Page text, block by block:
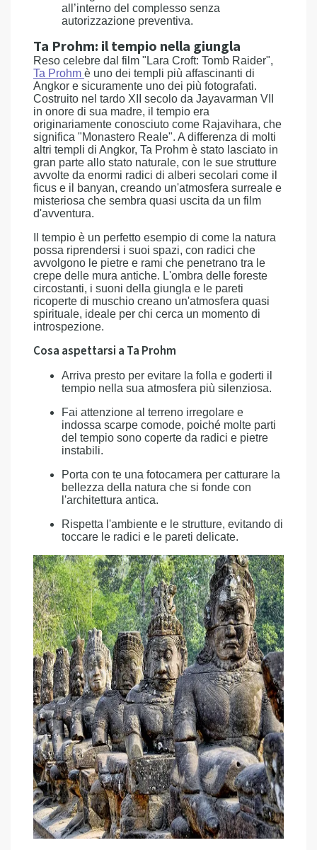
all’interno del complesso senza
autorizzazione preventiva.
Ta Prohm: il tempio nella giungla
Reso celebre dal film "Lara Croft: Tomb Raider",
Ta Prohm è uno dei templi più affascinanti di
Angkor e sicuramente uno dei più fotografati.
Costruito nel tardo XII secolo da Jayavarman VII
in onore di sua madre, il tempio era
originariamente conosciuto come Rajavihara, che
significa "Monastero Reale". A differenza di molti
altri templi di Angkor, Ta Prohm è stato lasciato in
gran parte allo stato naturale, con le sue strutture
avvolte da enormi radici di alberi secolari come il
ficus e il banyan, creando un'atmosfera surreale e
misteriosa che sembra quasi uscita da un film
d'avventura.
Il tempio è un perfetto esempio di come la natura
possa riprendersi i suoi spazi, con radici che
avvolgono le pietre e rami che penetrano tra le
crepe delle mura antiche. L'ombra delle foreste
circostanti, i suoni della giungla e le pareti
ricoperte di muschio creano un'atmosfera quasi
spirituale, ideale per chi cerca un momento di
introspezione.
Cosa aspettarsi a Ta Prohm
Arriva presto per evitare la folla e goderti il
tempio nella sua atmosfera più silenziosa.
Fai attenzione al terreno irregolare e
indossa scarpe comode, poiché molte parti
del tempio sono coperte da radici e pietre
instabili.
Porta con te una fotocamera per catturare la
bellezza della natura che si fonde con
l'architettura antica.
Rispetta l'ambiente e le strutture, evitando di
toccare le radici e le pareti delicate.